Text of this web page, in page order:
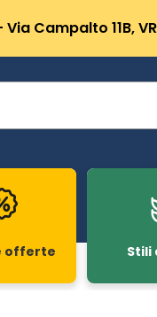
Campalto 11B,
offerte Stili